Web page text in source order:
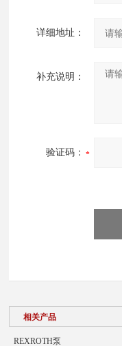
详细地址：
补充说明：
验证码：
相关产品
REXROTH泵